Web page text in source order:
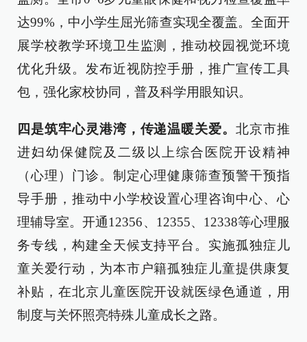
达99%，中小学生屈光筛查实现全覆盖。全面开
展学校教学环境卫生监测，推动校园视觉环境
优化升级。发布近视防控手册，推广宣传工具
包，强化家校协同，普及科学用眼知识。
四是筑牢心灵港湾，传递温暖关爱。北京市推
进妇幼保健院及二级以上综合医院开设精神
（心理）门诊。制定心理健康筛查预警干预指
导手册，推动中小学校设置心理咨询中心、心
理辅导室。开通12356、12355、12338等心理服
务专线，构建全天候支持平台。实施孤独症儿
童关爱行动，为本市户籍孤独症儿童提供康复
补贴，在北京儿童医院开设就医绿色通道，用
制度与关怀照亮特殊儿童成长之路。